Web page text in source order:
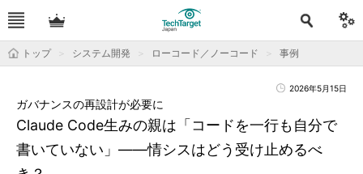
トップ システム開発 ローコード／ノーコード 事例
2026年5月15日
Claude Code生みの親は「コードを一行も自分で
書いていない」――情シスはどう受け止めるべ
ガバナンスの再設計が必要に